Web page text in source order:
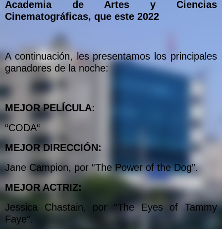
Academia de Artes y Ciencias
Cinematográficas, que este 2022
A continuación, les presentamos los principales
ganadores de la noche:
MEJOR PELÍCULA:
“CODA“
MEJOR DIRECCIÓN:
Jane Campion, por “The Power of the Dog”.
MEJOR ACTRIZ:
Jessica Chastain, por “The Eyes of Tammy
Faye”.